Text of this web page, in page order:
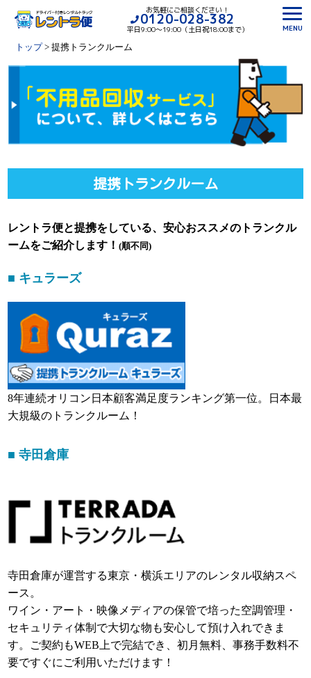
お気軽にご相談ください！
0120-028-382
平日9:00〜19:00（土日祝18:00まで）
MENU
トップ> 提携トランクルーム
提携トランクルーム
レントラ便と提携をしている、安心おススメのトランクル
ームをご紹介します！(順不同)
■ キュラーズ
8年連続オリコン日本顧客満足度ランキング第一位。日本最
大規級のトランクルーム！
■ 寺田倉庫
寺田倉庫が運営する東京・横浜エリアのレンタル収納スペ
ース。
ワイン・アート・映像メディアの保管で培った空調管理・
セキュリティ体制で大切な物も安心して預け入れできま
す。ご契約もWEB上で完結でき、初⽉無料、事務⼿数料不
要ですぐにご利⽤いただけます！